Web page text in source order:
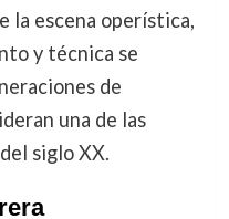
la escena operística,
y técnica se
de
una de las
siglo XX.